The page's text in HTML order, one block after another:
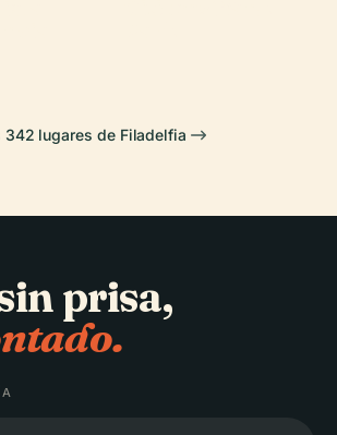
342 lugares de Filadelfia
prisa,